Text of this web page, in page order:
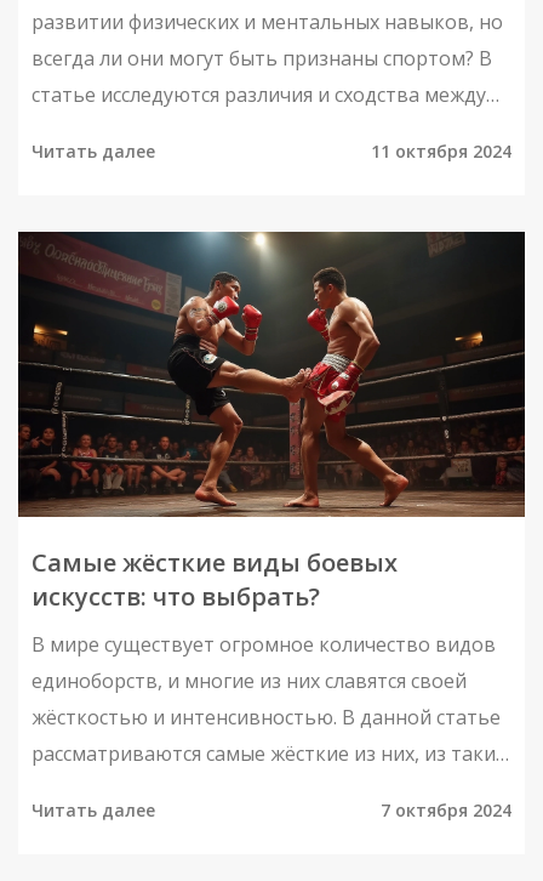
развитии физических и ментальных навыков, но
всегда ли они могут быть признаны спортом? В
статье исследуются различия и сходства между
дисциплинами. Обсуждаются критерии, по
искусства видом спорта. Читателям предложены
интересные факты об этих видах деятельности и
полезные советы по их выбору.
Читать далее 11 октября 2024
Самые жёсткие виды боевых
искусств: что выбрать?
В мире существует огромное количество видов
единоборств, и многие из них славятся своей
жёсткостью и интенсивностью. В данной статье
рассматриваются самые жёсткие из них, из таких
разберёмся, какие физические навыки и
Читать далее 7 октября 2024